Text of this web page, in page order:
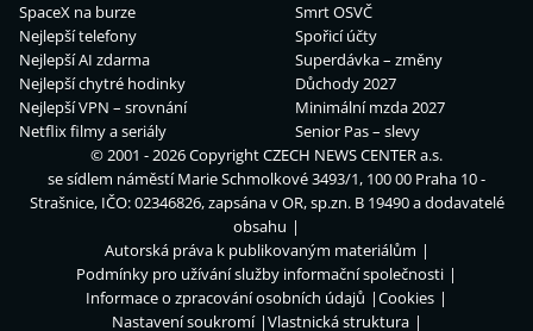
SpaceX na burze
Nejlepší telefony
Nejlepší AI zdarma
Nejlepší chytré hodinky
Nejlepší VPN – srovnání
Netflix filmy a seriály
Smrt OSVČ
Spořicí účty
Superdávka – změny
Důchody 2027
Minimální mzda 2027
Senior Pas – slevy
© 2001 - 2026 CopyrightCZECH NEWS CENTER a.s.
se sídlem náměstí Marie Schmolkové 3493/1, 100 00 Praha 10 -
Strašnice, IČO: 02346826, zapsána v OR, sp.zn. B 19490 a dodavatelé
obsahu
Autorská práva k publikovaným materiálům
Podmínky pro užívání služby informační společnosti
Informace o zpracování osobních údajů
Cookies
Nastavení soukromí
Vlastnická struktura